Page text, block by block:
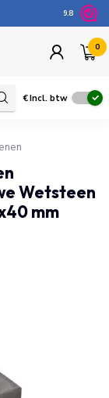
100
9.8
0
€Incl. btw
Wetsteen
mm